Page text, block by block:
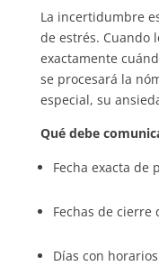
La incertidumbre
de estrés. Cuando
exactamente
se procesará la
especial, su
Qué debe
Fecha exacta de
Fechas de cierre
Días con